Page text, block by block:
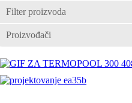
Filter proizvoda
Proizvođači